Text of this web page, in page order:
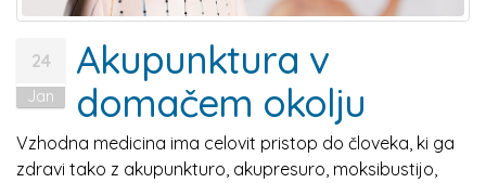
24
Jan
Akupunktura v
domačem okolju
Vzhodna medicina ima celovit pristop do človeka, ki ga
zdravi tako z akupunkturo, akupresuro, moksibustijo,